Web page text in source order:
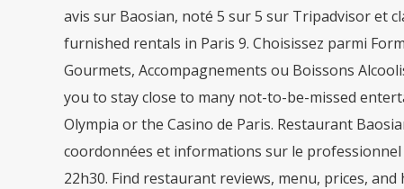
avis sur Baosian, noté 5 sur 5 sur Tripadvisor et
furnished rentals in Paris 9. Choisissez parmi
Gourmets, Accompagnements ou Boissons
you to stay close to many not-to-be-missed
Olympia or the Casino de Paris. Restaurant
coordonnées et informations sur le professionnel
22h30. Find restaurant reviews, menu, prices,